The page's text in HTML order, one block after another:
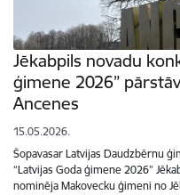
Jēkabpils novadu
ģimene 2026”
Ancenes
15.05.2026.
Šopavasar Latvijas Daudzbērnu
“Latvijas Goda ģimene 2026”
nominēja Makovecku ģimeni no